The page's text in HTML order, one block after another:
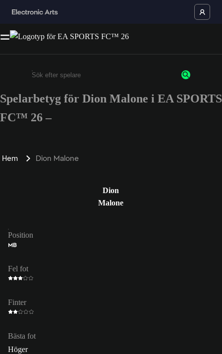
Ange minst 3 tecken eller siffror
Spelarbetyg för Dion Malone i EA SPORTS
FC™ 26 –
Hem Dion Malone
Dion
Malone
Position
MB
Fel fot
Finter
Bästa fot
Höger